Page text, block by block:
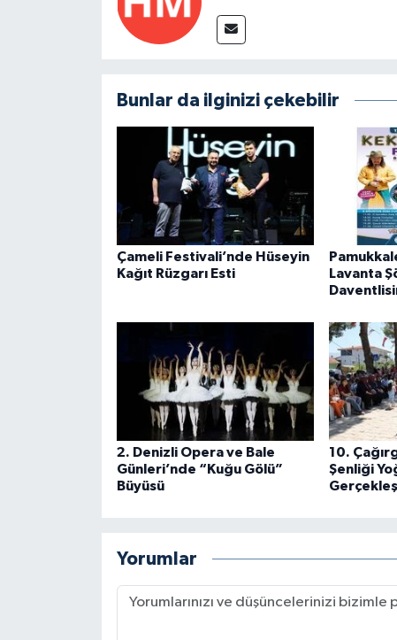
Bunlar da ilginizi çekebilir
Çameli Festivali’nde Hüseyin
Kağıt Rüzgarı Esti
Lavanta
2. Denizli Opera ve Bale
Günleri’nde “Kuğu Gölü”
Büyüsü
10.
Şenliği
Yorumlar